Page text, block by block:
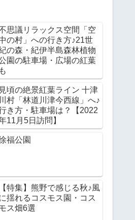
思議リラックス空間「空
の村」への行き方♪21世
の森・紀伊半島森林植物
園の駐車場・広場の紅葉
も
見頃の絶景紅葉ライン 十津
川村「林道川津今西線」へ♪
き方・駐車場は？【2022
11月5日訪問】
福公園
【特集】熊野で感じる秋♪風
揺れるコスモス園・コス
ス畑6選